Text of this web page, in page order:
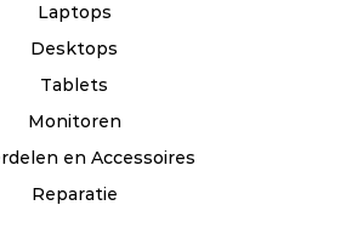
Laptops
Desktops
Tablets
Monitoren
en Accessoires
Reparatie